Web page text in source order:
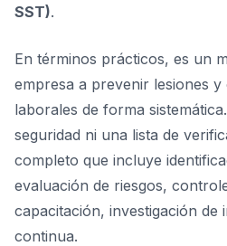
SST).
En términos prácticos, es un
empresa a prevenir lesiones y
laborales de forma
seguridad ni una lista de
completo que incluye
evaluación de riesgos,
capacitación, investigación de
continua.